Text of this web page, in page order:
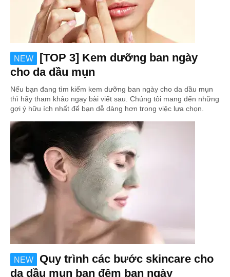
NEW
[TOP 3] Kem dưỡng ban ngày
cho da dầu mụn
Nếu bạn đang tìm kiếm kem dưỡng ban ngày cho da dầu mụn
thì hãy tham khảo ngay bài viết sau. Chúng tôi mang đến những
gợi ý hữu ích nhất để bạn dễ dàng hơn trong việc lựa chọn.
NEW
Quy trình các bước skincare cho
da dầu mụn ban đêm ban ngày